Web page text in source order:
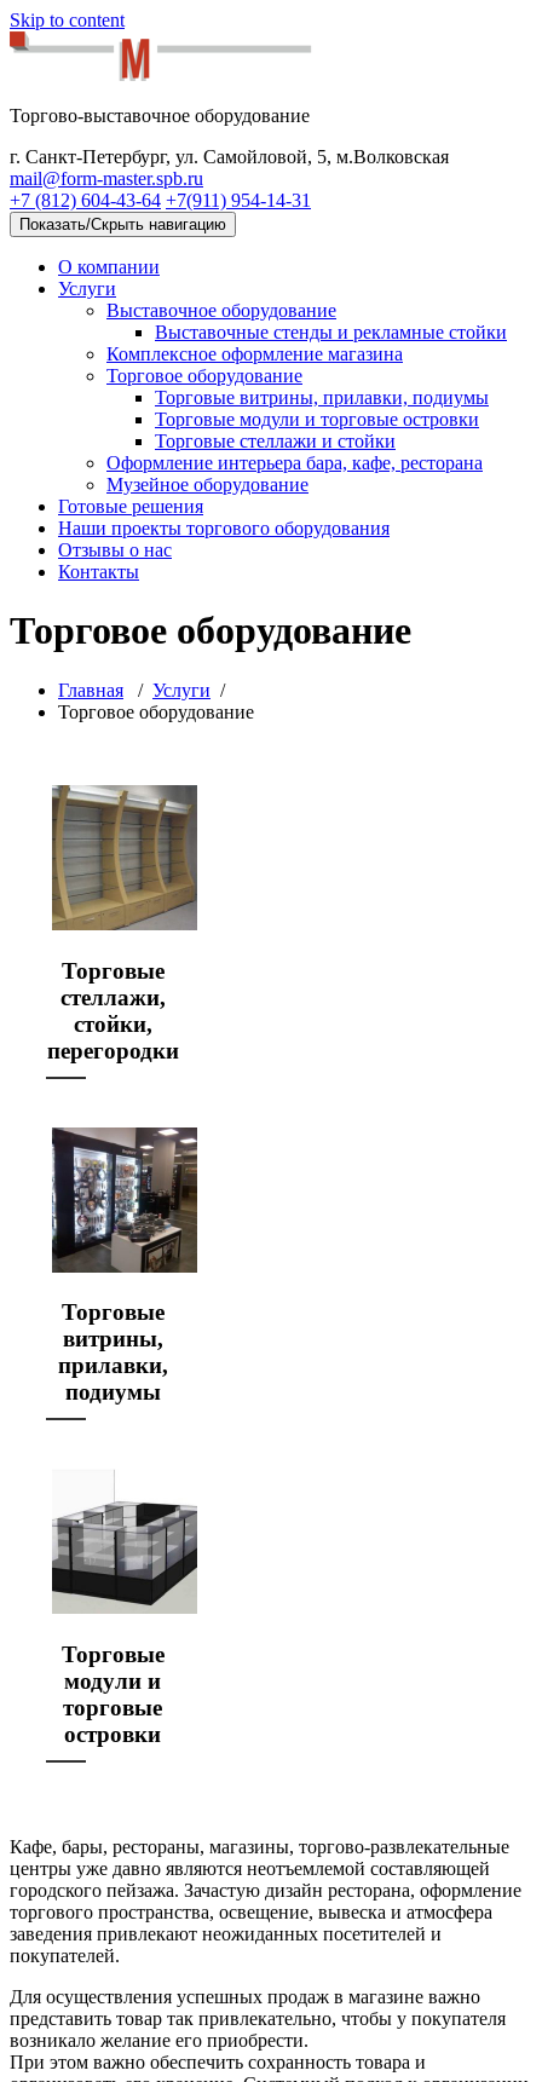
Skip to content
Торгово-выставочное оборудование
ФОРМ-МАСТЕР
Торгово-выставочное оборудование
г. Санкт-Петербург, ул. Самойловой, 5, м.Волковская
mail@form-master.spb.ru
+7 (812) 604-43-64 +7(911) 954-14-31
Показать/Скрыть навигацию
О компании
Услуги
Выставочное оборудование
Выставочные стенды и рекламные стойки
Комплексное оформление магазина
Торговое оборудование
Торговые витрины, прилавки, подиумы
Торговые модули и торговые островки
Торговые стеллажи и стойки
Оформление интерьера бара, кафе, ресторана
Музейное оборудование
Готовые решения
Наши проекты торгового оборудования
Отзывы о нас
Контакты
Торговое оборудование
Главная / Услуги /
Торговое оборудование
Торговые
стеллажи,
стойки,
перегородки
Торговые
витрины,
прилавки,
подиумы
Торговые
модули и
торговые
островки
Кафе, бары, рестораны, магазины, торгово-развлекательные
центры уже давно являются неотъемлемой составляющей
городского пейзажа. Зачастую дизайн ресторана, оформление
торгового пространства, освещение, вывеска и атмосфера
заведения привлекают неожиданных посетителей и
покупателей.
Для осуществления успешных продаж в магазине важно
представить товар так привлекательно, чтобы у покупателя
возникало желание его приобрести.
При этом важно обеспечить сохранность товара и